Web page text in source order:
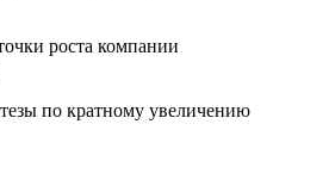
роста компании
по кратному увеличению